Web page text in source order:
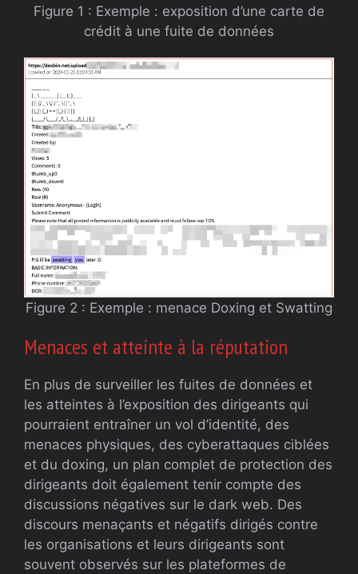
Figure 1 : Exemple : exposition d’une carte de
crédit à une fuite de données
Figure 2 : Exemple : menace Doxing et Swatting
Menaces et atteinte à la réputation
En plus de surveiller les fuites de données et
les atteintes à l’exposition des dirigeants qui
pourraient entraîner un vol d’identité, des
menaces physiques, des cyberattaques ciblées
et du doxing, un plan complet de protection des
dirigeants doit également tenir compte des
discussions négatives sur le dark web. Des
discours menaçants et négatifs dirigés contre
les organisations et leurs dirigeants sont
souvent observés sur les plateformes de